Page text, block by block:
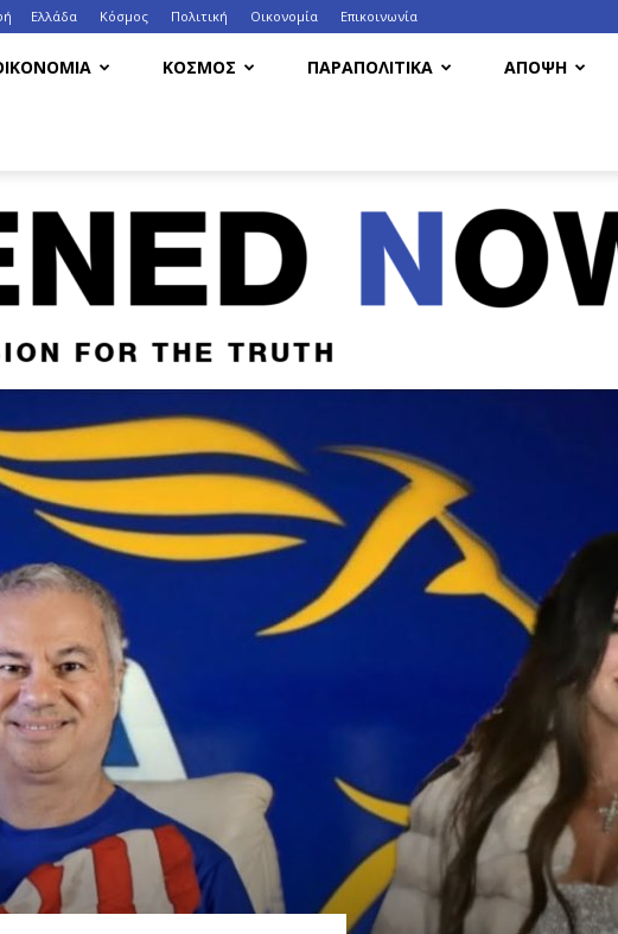
Ελλάδα Κόσμος Πολιτική Οικονομία Eπικοινωνία
ΚΟΣΜΟΣ ΠΑΡΑΠΟΛΙΤΙΚΑ ΑΠΟΨΗ
HappenedNow.gr